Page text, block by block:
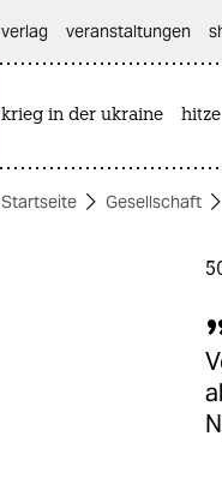
themen
verlag
veranstaltungen
krieg in der ukraine hitze
Startseite Gesellschaft